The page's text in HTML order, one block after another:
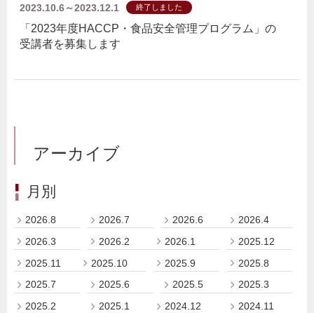
2023.10.6～2023.12.1 終了しました
「2023年度HACCP・食品安全管理プログラム」の
受講者を募集します
アーカイブ
月別
2026.8 2026.7 2026.6
2026.4
2026.3
2026.2 2026.1
2025.12
2025.11
2025.10 2025.9
2025.8
2025.7
2025.6 2025.5
2025.3
2025.2
2025.1 2024.12
2024.11